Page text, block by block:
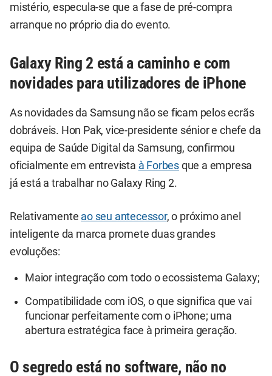
mistério, especula-se que a fase de pré-compra
arranque no próprio dia do evento.
Galaxy Ring 2 está a caminho e com
novidades para utilizadores de iPhone
As novidades da Samsung não se ficam pelos ecrãs
dobráveis. Hon Pak, vice-presidente sénior e chefe da
equipa de Saúde Digital da Samsung, confirmou
oficialmente em entrevista à Forbes que a empresa
já está a trabalhar no Galaxy Ring 2.
Relativamente ao seu antecessor, o próximo anel
inteligente da marca promete duas grandes
evoluções:
Maior integração com todo o ecossistema Galaxy;
Compatibilidade com iOS, o que significa que vai
funcionar perfeitamente com o iPhone; uma
abertura estratégica face à primeira geração.
O segredo está no software, não no